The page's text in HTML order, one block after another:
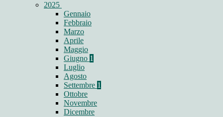
2025
Gennaio
Febbraio
Marzo
Aprile
Maggio
Giugno 1
Luglio
Agosto
Settembre 1
Ottobre
Novembre
Dicembre